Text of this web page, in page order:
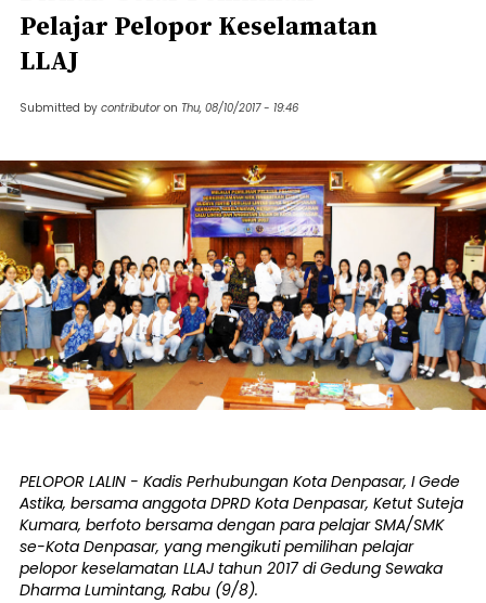
Pelajar Pelopor Keselamatan
LLAJ
Submitted by contributor on Thu, 08/10/2017 - 19:46
PELOPOR LALIN - Kadis Perhubungan Kota Denpasar, I Gede
Astika, bersama anggota DPRD Kota Denpasar, Ketut Suteja
Kumara, berfoto bersama dengan para pelajar SMA/SMK
se-Kota Denpasar, yang mengikuti pemilihan pelajar
pelopor keselamatan LLAJ tahun 2017 di Gedung Sewaka
Dharma Lumintang, Rabu (9/8).